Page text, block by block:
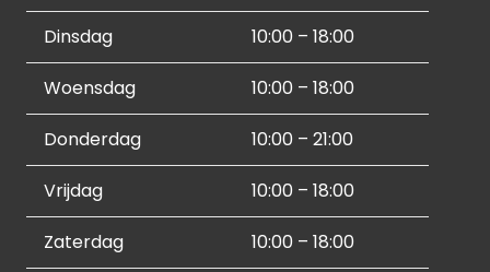
Dinsdag 10:00 – 18:00
Woensdag 10:00 – 18:00
Donderdag 10:00 – 21:00
Vrijdag 10:00 – 18:00
Zaterdag 10:00 – 18:00